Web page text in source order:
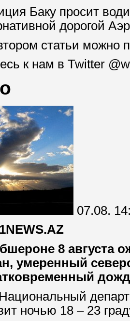
Баку просит
дорогой
статьи можно
к нам в Twitter
07.08.
8 августа
умеренный
ночью 18 – 23